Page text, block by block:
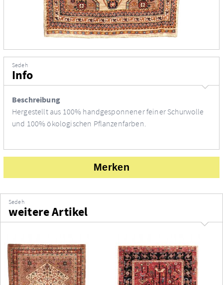
Sedeh
Info
Beschreibung
Hergestellt aus 100% handgesponnener feiner Schurwolle
und 100% ökologischen Pflanzenfarben.
Merken
Sedeh
weitere Artikel